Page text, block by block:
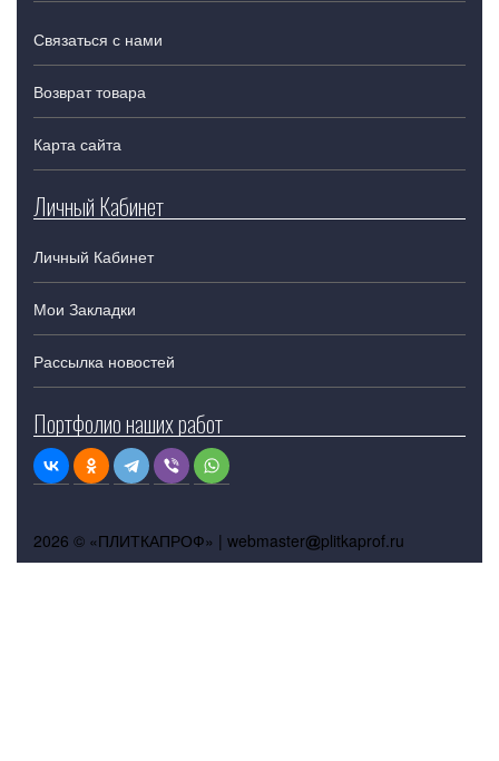
Связаться с нами
Возврат товара
Карта сайта
Личный Кабинет
Личный Кабинет
Мои Закладки
Рассылка новостей
Портфолио наших работ
2026 © «ПЛИТКАПРОФ» | webmaster plitkaprof.ru